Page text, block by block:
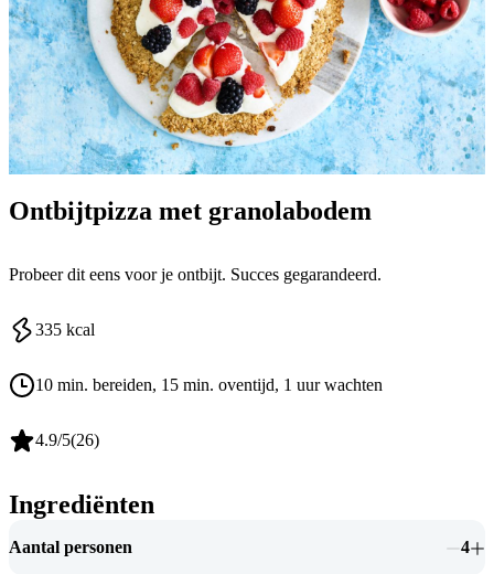
Ontbijtpizza met granolabodem
Probeer dit eens voor je ontbijt. Succes gegarandeerd.
335 kcal
10 min. bereiden, 15 min. oventijd, 1 uur wachten
4.9/5(26)
Ingrediënten
Aantal personen 4